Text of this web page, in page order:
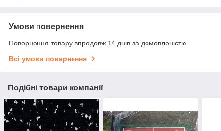
Умови повернення
Повернення товару впродовж 14 днів за домовленістю
Всі умови повернення
Подібні товари компанії